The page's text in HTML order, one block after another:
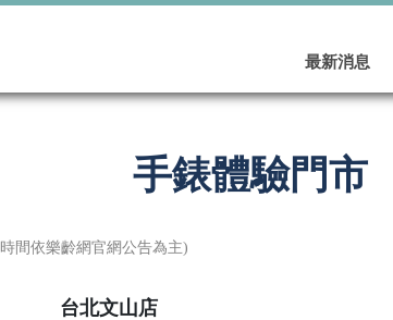
最新消息
手錶體驗門市
間依樂齡網官網公告為主)
台北文山店